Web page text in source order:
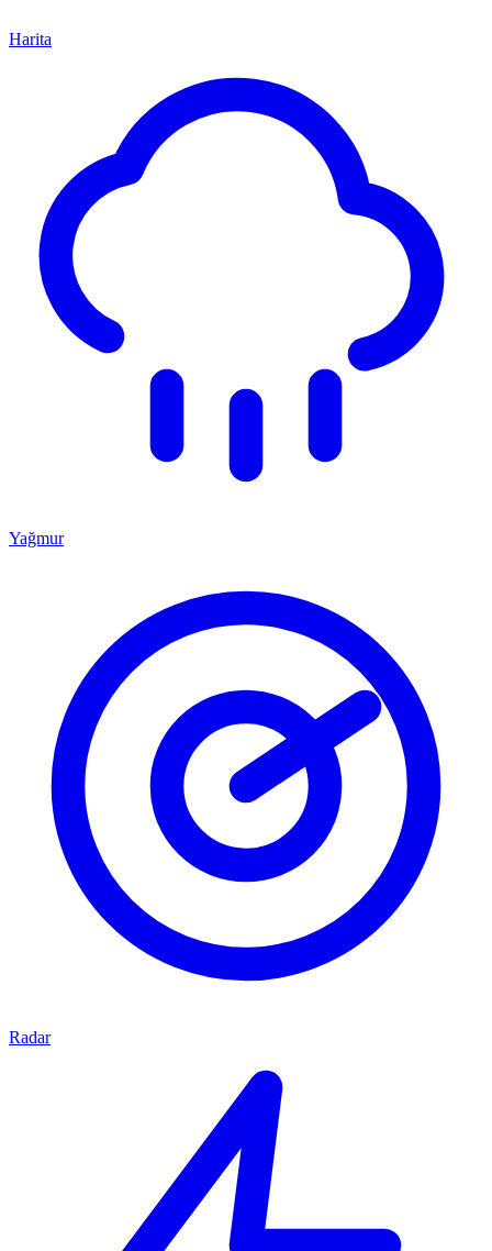
Harita
Yağmur
Radar